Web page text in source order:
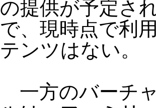
の提供が予定さ
で、現時点で利
テンツはない。
一方のバーチ